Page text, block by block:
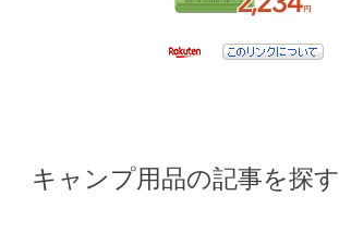
キャンプ用品の記事を探す